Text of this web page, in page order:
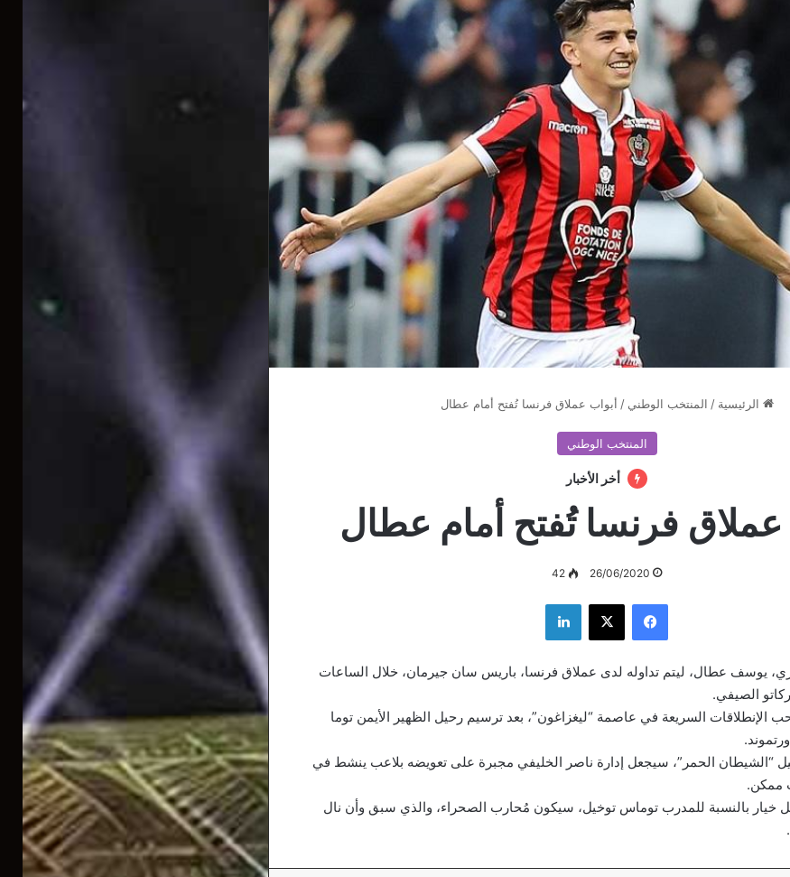
الرئيسية / المنتخب الوطني / أبواب عملاق فرنسا تُفتح أمام عطال
المنتخب الوطني
أخر الأخبار
عملاق فرنسا تُفتح أمام عطال
26/06/2020
42
فيسبوك ‫X لينكدإن
يوسف عطال، ليتم تداوله لدى عملاق فرنسا، باريس سان جيرمان، خلال الساعات
الصيفي.
الإنطلاقات السريعة في عاصمة “ليغزاغون”، بعد ترسيم رحيل الظهير الأيمن توما
“الشيطان الحمر”، سيجعل إدارة ناصر الخليفي مجبرة على تعويضه بلاعب ينشط في
ممكن.
خيار بالنسبة للمدرب توماس توخيل، سيكون مُحارب الصحراء، والذي سبق وأن نال